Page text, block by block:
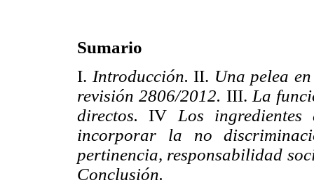
Sumario
I. Introducción. II. Una pelea
revisión 2806/2012. III. La
directos. IV Los
incorporar la no
pertinencia, responsabilidad
Conclusión.